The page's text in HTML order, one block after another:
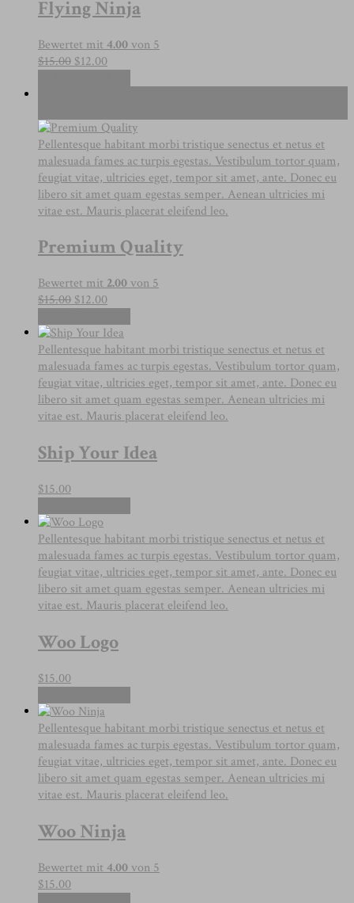
Flying Ninja
Bewertet mit 4.00von 5
$15.00 Ursprünglicher
$12.00
Pellentesque habitant morbi tristique senectus et netus et
malesuada fames ac turpis egestas. Vestibulum tortor quam,
feugiat vitae, ultricies eget, tempor sit amet, ante. Donec eu
libero sit amet quam egestas semper. Aenean ultricies mi
vitae est. Mauris placerat eleifend leo.
Premium Quality
Bewertet mit2.00von 5
$15.00 Ursprünglicher
war:
$15.00
$12.00
ist:
$12.00.
Pellentesque habitant morbi tristique senectus et netus et
malesuada fames ac turpis egestas. Vestibulum tortor quam,
feugiat vitae, ultricies eget, tempor sit amet, ante. Donec eu
libero sit amet quam egestas semper. Aenean ultricies mi
vitae est. Mauris placerat eleifend leo.
Ship Your Idea
$15.00
Pellentesque habitant morbi tristique senectus et netus et
malesuada fames ac turpis egestas. Vestibulum tortor quam,
feugiat vitae, ultricies eget, tempor sit amet, ante. Donec eu
libero sit amet quam egestas semper. Aenean ultricies mi
vitae est. Mauris placerat eleifend leo.
Woo Logo
$15.00
Pellentesque habitant morbi tristique senectus et netus et
malesuada fames ac turpis egestas. Vestibulum tortor quam,
feugiat vitae, ultricies eget, tempor sit amet, ante. Donec eu
libero sit amet quam egestas semper. Aenean ultricies mi
vitae est. Mauris placerat eleifend leo.
Woo Ninja
Bewertet mit 4.00von 5
$15.00